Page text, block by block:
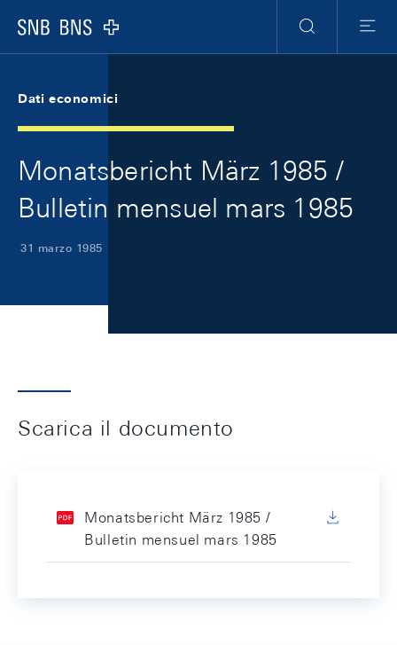
Logo
Ricerca
Menu
Dati economici
Monatsbericht März 1985 /
Bulletin mensuel mars 1985
31 marzo 1985
Scarica il documento
Monatsbericht März 1985 /
Bulletin mensuel mars 1985